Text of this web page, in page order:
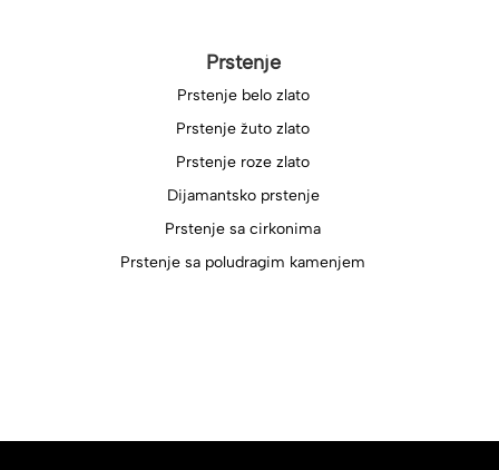
Prstenje
Prstenje belo zlato
Prstenje žuto zlato
Prstenje roze zlato
Dijamantsko prstenje
Prstenje sa cirkonima
Prstenje sa poludragim kamenjem